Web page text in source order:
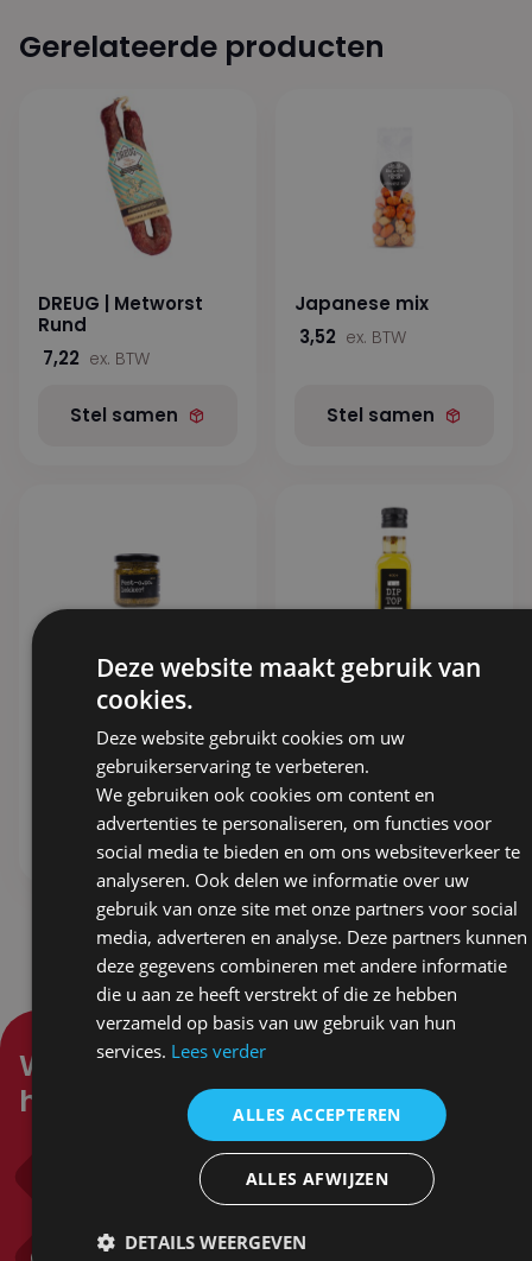
Gerelateerde producten
DREUG | Metworst
Rund
7,22 ex. BTW
Stel samen
Japanese mix
3,52 ex. BTW
Stel samen
Pest-o.zo. Lekker!
ex. BTW
Stel samen
brooddipper
2,77 ex. BTW
Stel samen
Waar kunnen wij je mee
helpen?
0318 571 382
Mail ons
Deze website maakt gebruik van
cookies.
Deze website gebruikt cookies om uw
gebruikerservaring te verbeteren.
We gebruiken ook cookies om content en
advertenties te personaliseren, om functies voor
social media te bieden en om ons websiteverkeer te
analyseren. Ook delen we informatie over uw
gebruik van onze site met onze partners voor social
media, adverteren en analyse. Deze partners kunnen
deze gegevens combineren met andere informatie
die u aan ze heeft verstrekt of die ze hebben
verzameld op basis van uw gebruik van hun
services. Lees verder
ALLES ACCEPTEREN
ALLES AFWIJZEN
DETAILS WEERGEVEN